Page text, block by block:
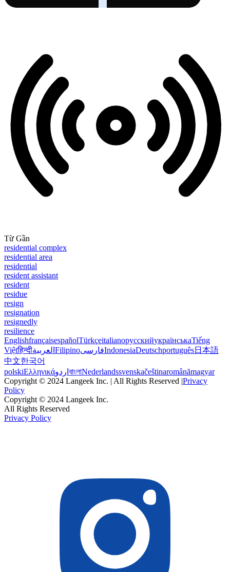
Từ Gần
residential complex
residential area
residential
resident assistant
resident
residue
resign
resignation
resignedly
resilience
EnglishfrançaisespañolTürkçeitalianoрусскийукраїнськаTiếng
Việtहिन्दीالعربية FilipinoفارسیIndonesiaDeutschportuguês日本語
中文한국어
polskiΕλληνικάاردو বাংলাNederlandssvenskačeštinaromânămagyar
Copyright © 2024 Langeek Inc. | All Rights Reserved |Privacy
Policy
Copyright © 2024 Langeek Inc.
All Rights Reserved
Privacy Policy